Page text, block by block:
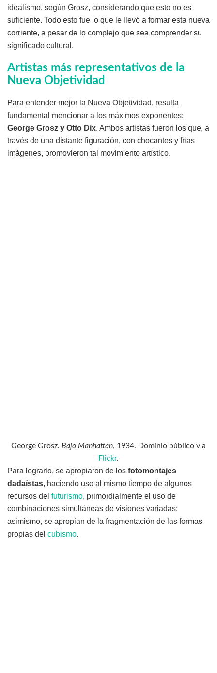
idealismo, según Grosz, considerando que esto no es
suficiente. Todo esto fue lo que le llevó a formar esta nueva
corriente, a pesar de lo complejo que sea comprender su
significado cultural.
Artistas más representativos de la
Nueva Objetividad
Para entender mejor la Nueva Objetividad, resulta
fundamental mencionar a los máximos exponentes:
George Grosz y Otto Dix. Ambos artistas fueron los que, a
través de una distante figuración, con chocantes y frías
imágenes, promovieron tal movimiento artístico.
George Grosz. Bajo Manhattan, 1934. Dominio público vía
Flickr.
Para lograrlo, se apropiaron de los fotomontajes
dadaístas, haciendo uso al mismo tiempo de algunos
recursos del futurismo, primordialmente el uso de
combinaciones simultáneas de visiones variadas;
asimismo, se apropian de la fragmentación de las formas
propias del cubismo.